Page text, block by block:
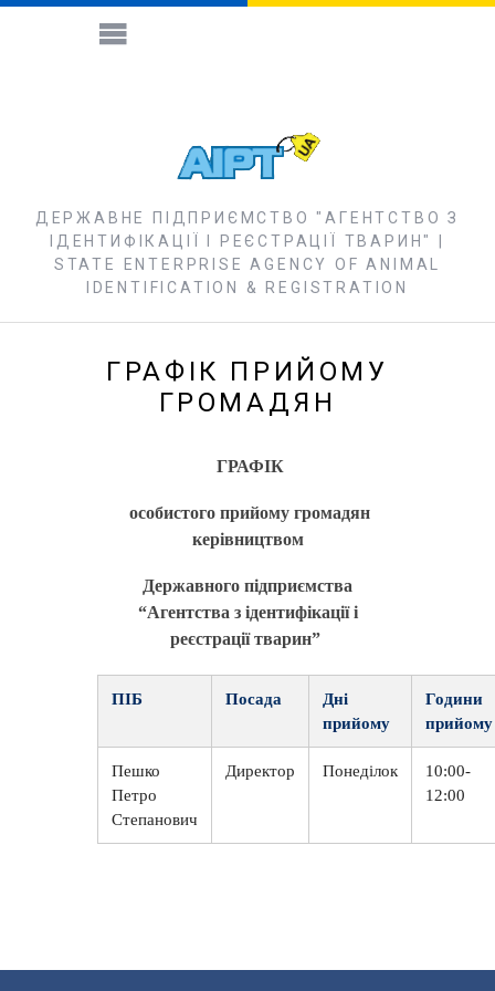
ДЕРЖАВНЕ ПІДПРИЄМСТВО "АГЕНТСТВО З
ІДЕНТИФІКАЦІЇ І РЕЄСТРАЦІЇ ТВАРИН" |
STATE ENTERPRISE AGENCY OF ANIMAL
IDENTIFICATION & REGISTRATION
ГРАФІК ПРИЙОМУ
ГРОМАДЯН
ГРАФІК
особистого прийому громадян
керівництвом
Державного підприємства
“Агентства з ідентифікації і
реєстрації тварин”
ПІБ Посада
Дні
прийому
Години
прийому
Пешко
Петро
Степанович
Директор Понеділок
10:00-
12:00